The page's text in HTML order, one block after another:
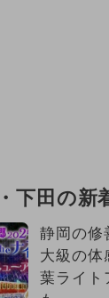
下田の新
静岡の修
大級の
葉ライト